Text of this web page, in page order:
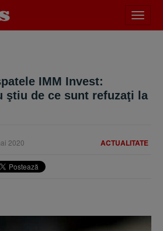
meniu
IMM Invest:
ştiu de ce sunt refuzaţi la
ACTUALITATE
2020